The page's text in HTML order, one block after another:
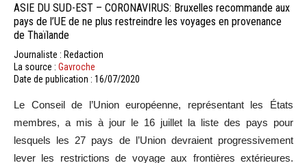
ASIE DU SUD-EST – CORONAVIRUS: Bruxelles recommande aux
pays de l’UE de ne plus restreindre les voyages en provenance
de Thaïlande
Journaliste : Redaction
La source : Gavroche
Date de publication : 16/07/2020
Le Conseil de l’Union européenne, représentant les États
membres, a mis à jour le 16 juillet la liste des pays pour
lesquels les 27 pays de l’Union devraient progressivement
lever les restrictions de voyage aux frontières extérieures.